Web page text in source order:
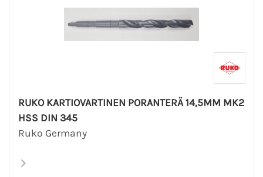
RUKO KARTIOVARTINEN PORANTERÄ 14,5MM MK2
HSS DIN 345
Ruko Germany